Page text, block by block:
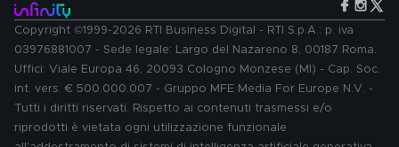
Copyright ©1999-2026 RTI Business Digital - RTI S.p.A.: p. iva
03976881007 - Sede legale: Largo del Nazareno 8, 00187 Roma.
Uffici: Viale Europa 46, 20093 Cologno Monzese (MI) - Cap. Soc.
int. vers. € 500.000.007 - Gruppo MFE Media For Europe N.V. -
Tutti i diritti riservati. Rispetto ai contenuti trasmessi e/o
riprodotti è vietata ogni utilizzazione funzionale